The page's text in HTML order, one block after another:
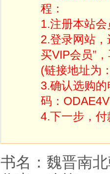
程：
1.注册本站会
2.登录网站，
买VIP会员”
(链接地址为
3.确认选购
码：
4.下一步，
书名：魏晋南